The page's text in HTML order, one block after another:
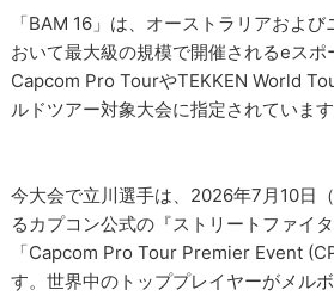
「BAM 16」は、オーストラリアおよ
おいて最大級の規模で開催されるeスポ
Capcom Pro TourやTEKKEN World
ルドツアー対象大会に指定されています
今大会で立川選手は、2026年7月10日
るカプコン公式の『ストリートファイ
「Capcom Pro Tour Premier Event
す。世界中のトッププレイヤーがメル